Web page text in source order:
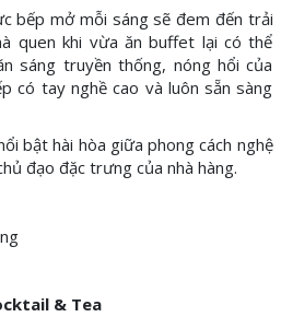
bếp mở mỗi sáng sẽ đem đến trải
quen khi vừa ăn buffet lại có thể
sáng truyền thống, nóng hổi của
có tay nghề cao và luôn sẵn sàng
bật hài hòa giữa phong cách nghệ
đạo đặc trưng của nhà hàng.
& Tea